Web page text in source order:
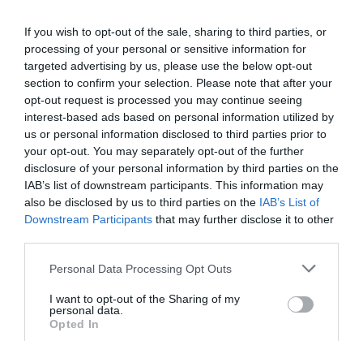
If you wish to opt-out of the sale, sharing to third parties, or
processing of your personal or sensitive information for
targeted advertising by us, please use the below opt-out
section to confirm your selection. Please note that after your
opt-out request is processed you may continue seeing
interest-based ads based on personal information utilized by
us or personal information disclosed to third parties prior to
your opt-out. You may separately opt-out of the further
disclosure of your personal information by third parties on the
IAB’s list of downstream participants. This information may
also be disclosed by us to third parties on the IAB’s List of
Downstream Participants that may further disclose it to other
Please note that this website/app uses one or more Google
not limited to your visit or usage behaviour. You may click to
grant or deny consent to Google and its third-party tags to
use your data for below specified purposes in below Google
Personal Data Processing Opt Outs
I want to opt-out of the Sharing of my
personal data.
Opted In